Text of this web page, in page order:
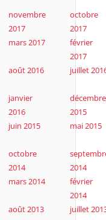
novembre
2017
octobre
2017
mars 2017
février
2017
août 2016 juillet
janvier
2016
décembre
2015
juin 2015 mai 2015
octobre
2014
2014
mars 2014
février
2014
août 2013 juillet